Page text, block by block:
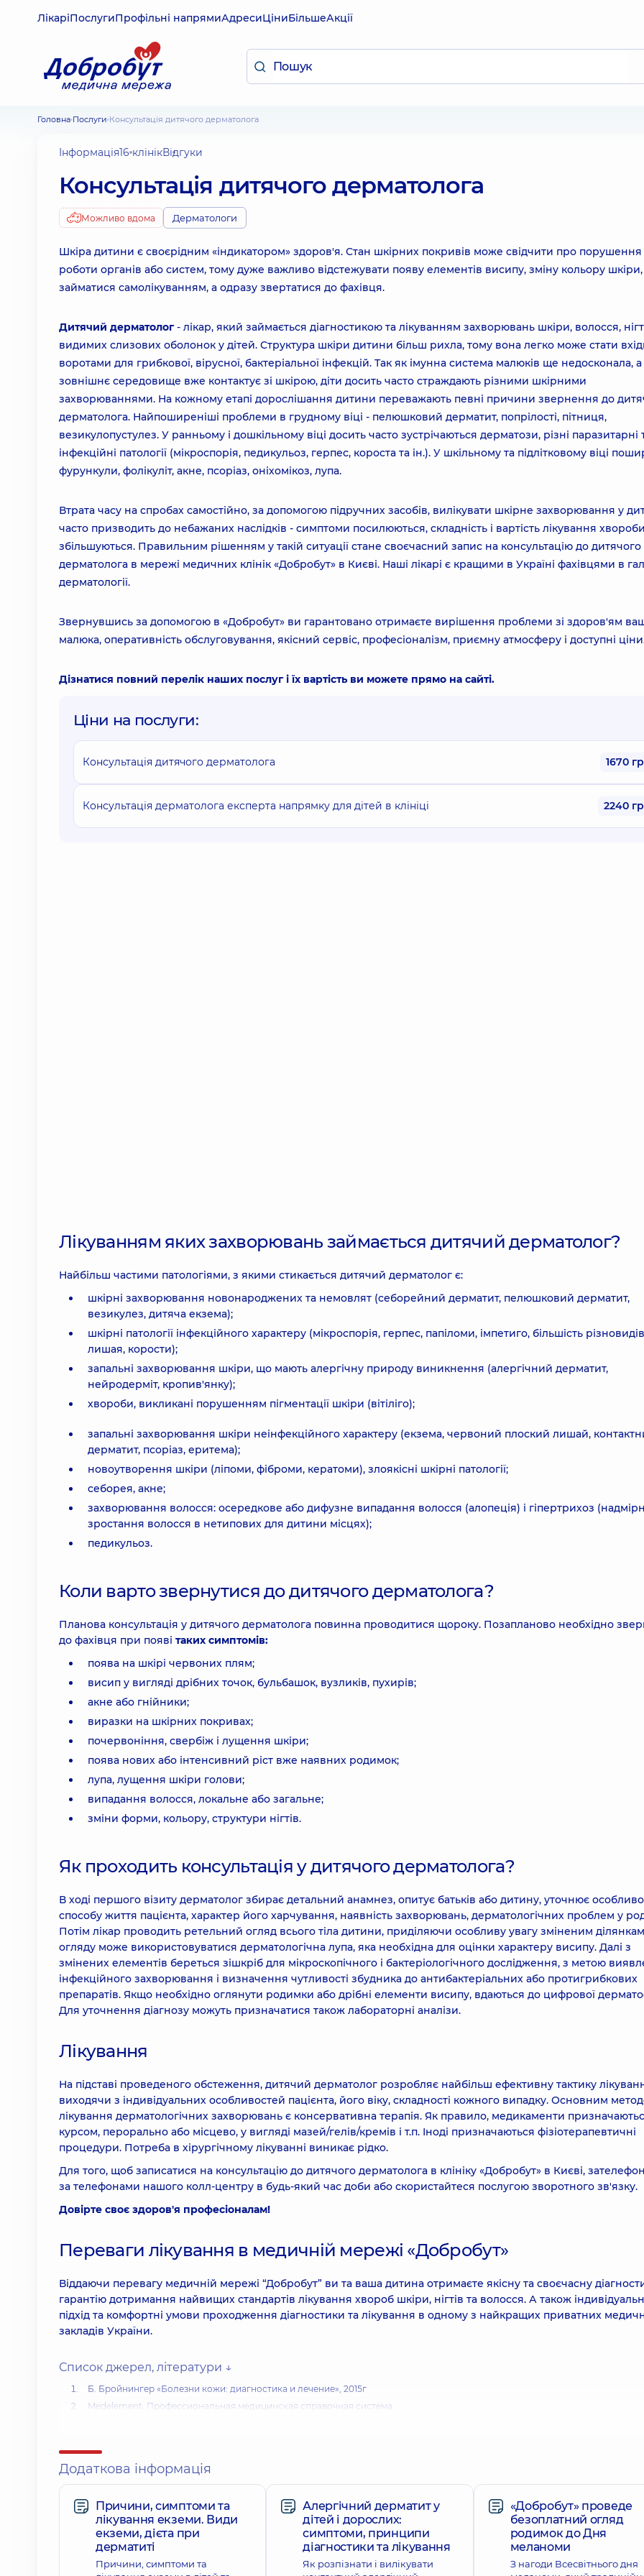
ЛікаріПослугиПрофільні напрямиАдресиЦіниБільшеАкції
Головна Послуги Консультація дитячого дерматолога
Інформація16 клінікВідгуки
Консультація дитячого дерматолога
Можливо вдома Дерматологи
Шкіра дитини є своєрідним «індикатором» здоров'я. Стан шкірних покривів може свідчити про порушення
роботи органів або систем, тому дуже важливо відстежувати появу елементів висипу, зміну кольору шкіри,
займатися самолікуванням, а одразу звертатися до фахівця.
Дитячий дерматолог - лікар, який займається діагностикою та лікуванням захворювань шкіри, волосся,
видимих ​​слизових оболонок у дітей. Структура шкіри дитини більш рихла, тому вона легко може стати
воротами для грибкової, вірусної, бактеріальної інфекцій. Так як імунна система малюків ще недосконала, а
зовнішнє середовище вже контактує зі шкірою, діти досить часто страждають різними шкірними
захворюваннями. На кожному етапі дорослішання дитини переважають певні причини звернення до
дерматолога. Найпоширеніші проблеми в грудному віці - пелюшковий дерматит, попрілості, пітниця,
везикулопустулез. У ранньому і дошкільному віці досить часто зустрічаються дерматози, різні паразитарні
інфекційні патології (мікроспорія, педикульоз, герпес, короста та ін.). У шкільному та підлітковому віці
фурункули, фолікуліт, акне, псоріаз, оніхомікоз, лупа.
Втрата часу на спробах самостійно, за допомогою підручних засобів, вилікувати шкірне захворювання у
часто призводить до небажаних наслідків - симптоми посилюються, складність і вартість лікування хвороби
збільшуються. Правильним рішенням у такій ситуації стане своєчасний запис на консультацію до дитячого
дерматолога в мережі медичних клінік «Добробут» в Києві. Наші лікарі є кращими в Україні фахівцями в
дерматології.
Звернувшись за допомогою в «Добробут» ви гарантовано отримаєте вирішення проблеми зі здоров'ям
малюка, оперативність обслуговування, якісний сервіс, професіоналізм, приємну атмосферу і доступні
Дізнатися повний перелік наших послуг і їх вартість ви можете прямо на сайті.
Ціни на послуги:
Консультація дитячого дерматолога 1670
Консультація дерматолога експерта напрямку для дітей в клініці 2240
Лікуванням яких захворювань займається дитячий дерматолог?
Найбільш частими патологіями, з якими стикається дитячий дерматолог є:
шкірні захворювання новонароджених та немовлят (себорейний дерматит, пелюшковий дерматит,
везикулез, дитяча екзема);
шкірні патології інфекційного характеру (мікроспорія, герпес, папіломи, імпетиго, більшість різновидів
лишая, корости);
запальні захворювання шкіри, що мають алергічну природу виникнення (алергічний дерматит,
нейродерміт, кропив'янку);
хвороби, викликані порушенням пігментації шкіри (вітіліго);
запальні захворювання шкіри неінфекційного характеру (екзема, червоний плоский лишай,
дерматит, псоріаз, еритема);
новоутворення шкіри (ліпоми, фіброми, кератоми), злоякісні шкірні патології;
себорея, акне;
захворювання волосся: осередкове або дифузне випадання волосся (алопеція) і гіпертрихоз
зростання волосся в нетипових для дитини місцях);
педикульоз.
Коли варто звернутися до дитячого дерматолога?
Планова консультація у дитячого дерматолога повинна проводитися щороку. Позапланово необхідно
до фахівця при появі таких симптомів:
поява на шкірі червоних плям;
висип у вигляді дрібних точок, бульбашок, вузликів, пухирів;
акне або гнійники;
виразки на шкірних покривах;
почервоніння, свербіж і лущення шкіри;
поява нових або інтенсивний ріст вже наявних родимок;
лупа, лущення шкіри голови;
випадання волосся, локальне або загальне;
зміни форми, кольору, структури нігтів.
Як проходить консультація у дитячого дерматолога?
В ході першого візиту дерматолог збирає детальний анамнез, опитує батьків або дитину, уточнює
способу життя пацієнта, характер його харчування, наявність захворювань, дерматологічних проблем у
Потім лікар проводить ретельний огляд всього тіла дитини, приділяючи особливу увагу зміненим
огляду може використовуватися дерматологічна лупа, яка необхідна для оцінки характеру висипу. Далі з
змінених елементів береться зішкріб для мікроскопічного і бактеріологічного дослідження, з метою
інфекційного захворювання і визначення чутливості збудника до антибактеріальних або протигрибкових
препаратів. Якщо необхідно оглянути родимки або дрібні елементи висипу, вдаються до цифрової
Для уточнення діагнозу можуть призначатися також лабораторні аналізи.
Лікування
На підставі проведеного обстеження, дитячий дерматолог розробляє найбільш ефективну тактику
виходячи з індивідуальних особливостей пацієнта, його віку, складності кожного випадку. Основним
лікування дерматологічних захворювань є консервативна терапія. Як правило, медикаменти
курсом, перорально або місцево, у вигляді мазей/гелів/кремів і т.п. Іноді призначаються фізіотерапевтичні
процедури. Потреба в хірургічному лікуванні виникає рідко.
Для того, щоб записатися на консультацію до дитячого дерматолога в клініку «Добробут» в Києві,
за телефонами нашого колл-центру в будь-який час доби або скористайтеся послугою зворотного зв'язку.
Довірте своє здоров'я професіоналам!
Переваги лікування в медичній мережі «Добробут»
Віддаючи перевагу медичній мережі “Добробут” ви та ваша дитина отримаєте якісну та своєчасну
гарантію дотримання найвищих стандартів лікування хвороб шкіри, нігтів та волосся. А також
підхід та комфортні умови проходження діагностики та лікування в одному з найкращих приватних
закладів України.
Список джерел, літератури ↓
Б. Бройнингер «Болезни кожи: диагностика и лечение», 2015г
Medelement. Профессиональная медицинская справочная система
А.Н. Родионов, Д.В. Заславский, А.А. Сыдиков «Клиническая дерматология», 2017г.
Додаткова інформація
Причини, симптоми та
лікування екземи. Види
екземи, дієта при
дерматиті
Причини, симптоми та
Алергічний дерматит у
дітей і дорослих:
симптоми, принципи
діагностики та лікування
Як розпізнати і вилікувати
«Добробут» проведе
безоплатний огляд
родимок до Дня
меланоми
З нагоди Всесвітнього дня